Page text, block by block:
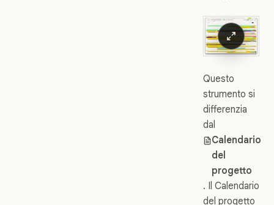
Questo
strumento si
differenzia
dal
Calendario
del
progetto
. Il Calendario
del progetto